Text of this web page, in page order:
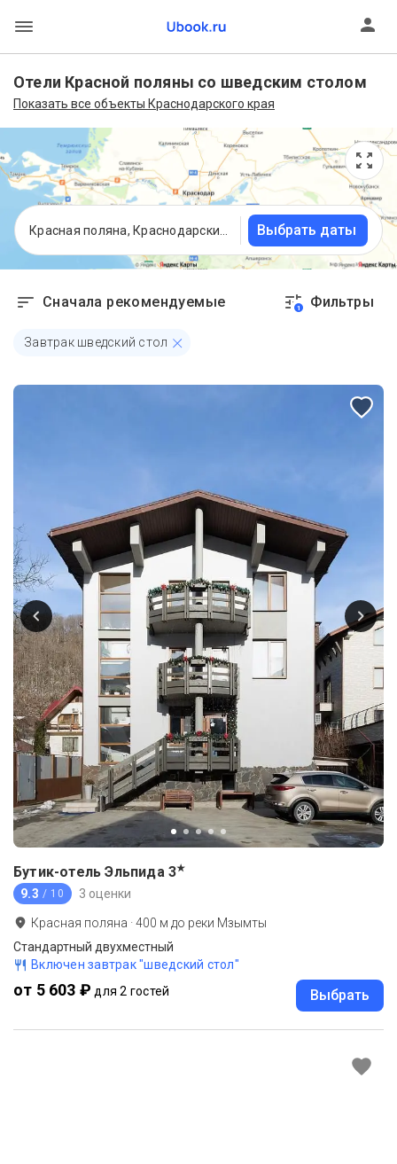
Отели Красной поляны со шведским столом
Показать все объекты Краснодарского края
Выбрать даты
Сначала рекомендуемые 1 Фильтры
Завтрак шведский стол
Бутик-отель Эльпида 3★
9.3 / 10 3 оценки
Красная поляна ·400 м до реки Мзымты
Стандартный двухместный
Включен завтрак "шведский стол"
от 5 603 ₽ для 2 гостей Выбрать